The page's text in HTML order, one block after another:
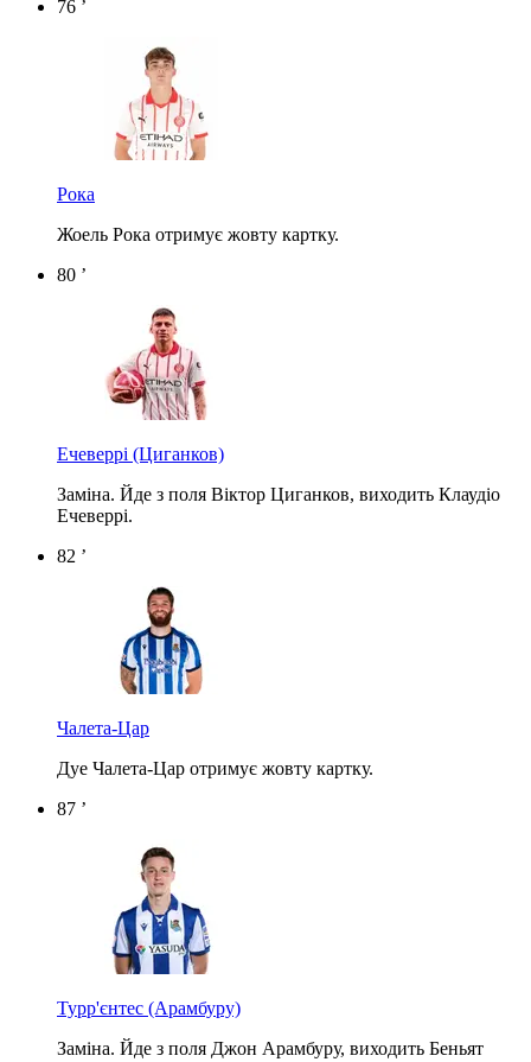
76 ’
Рока
Жоель Рока отримує жовту картку.
80 ’
Ечеверрі (Циганков)
Заміна. Йде з поля Віктор Циганков, виходить Клаудіо
Ечеверрі.
82 ’
Чалета-Цар
Дуе Чалета-Цар отримує жовту картку.
87 ’
Турр'єнтес (Арамбуру)
Заміна. Йде з поля Джон Арамбуру, виходить Беньят